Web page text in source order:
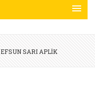
EFSUN SARI APLİK